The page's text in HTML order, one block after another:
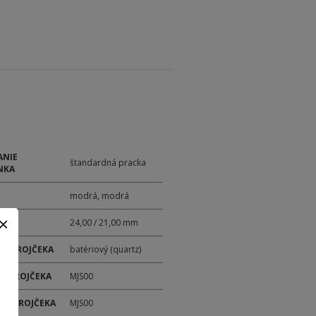
štandardná pracka
modrá, modrá
24,00 / 21,00 mm
STROJČEKA batériový (quartz)
STROJČEKA MJS00
STROJČEKA MJS00